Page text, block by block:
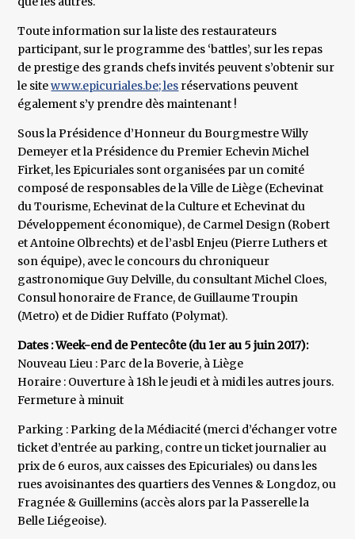
Toute information sur la liste des restaurateurs
participant, sur le programme des ‘battles’, sur les repas
de prestige des grands chefs invités peuvent s’obtenir sur
le sitewww.epicuriales.be; les réservations peuvent
également s’y prendre dès maintenant !
Sous la Présidence d’Honneur du Bourgmestre Willy
Demeyer et la Présidence du Premier Echevin Michel
Firket, les Epicuriales sont organisées par un comité
composé de responsables de la Ville de Liège (Echevinat
du Tourisme, Echevinat de la Culture et Echevinat du
Développement économique), de Carmel Design (Robert
et Antoine Olbrechts) et de l’asbl Enjeu (Pierre Luthers et
son équipe), avec le concours du chroniqueur
gastronomique Guy Delville, du consultant Michel Cloes,
Consul honoraire de France, de Guillaume Troupin
(Metro) et de Didier Ruffato (Polymat).
Dates : Week-end de Pentecôte (du 1er au 5 juin 2017):
Nouveau Lieu : Parc de la Boverie, à Liège
Horaire : Ouverture à 18h le jeudi et à midi les autres jours.
Fermeture à minuit
Parking : Parking de la Médiacité (merci d’échanger votre
ticket d’entrée au parking, contre un ticket journalier au
prix de 6 euros, aux caisses des Epicuriales) ou dans les
rues avoisinantes des quartiers des Vennes & Longdoz, ou
Fragnée & Guillemins (accès alors par la Passerelle la
Belle Liégeoise).